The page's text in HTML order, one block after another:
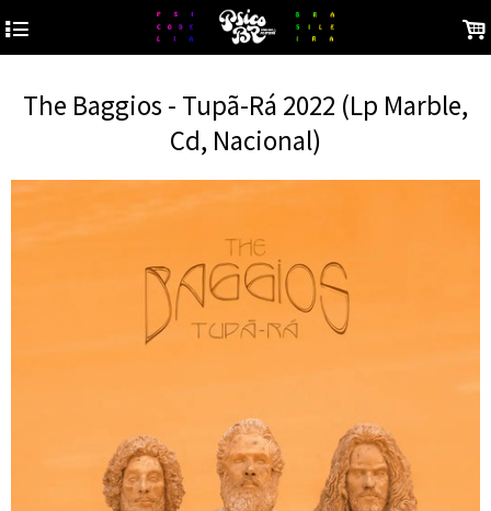
4 .
The Baggios - Tupã-Rá 2022 (Lp Marble,
Cd, Nacional)